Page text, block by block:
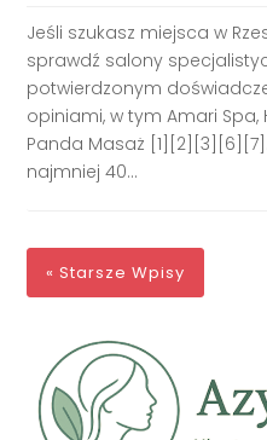
Jeśli szukasz miejsca w
sprawdź salony
potwierdzonym
opiniami, w tym Amari Spa,
Panda Masaż
najmniej 40...
« Starsze Wpisy